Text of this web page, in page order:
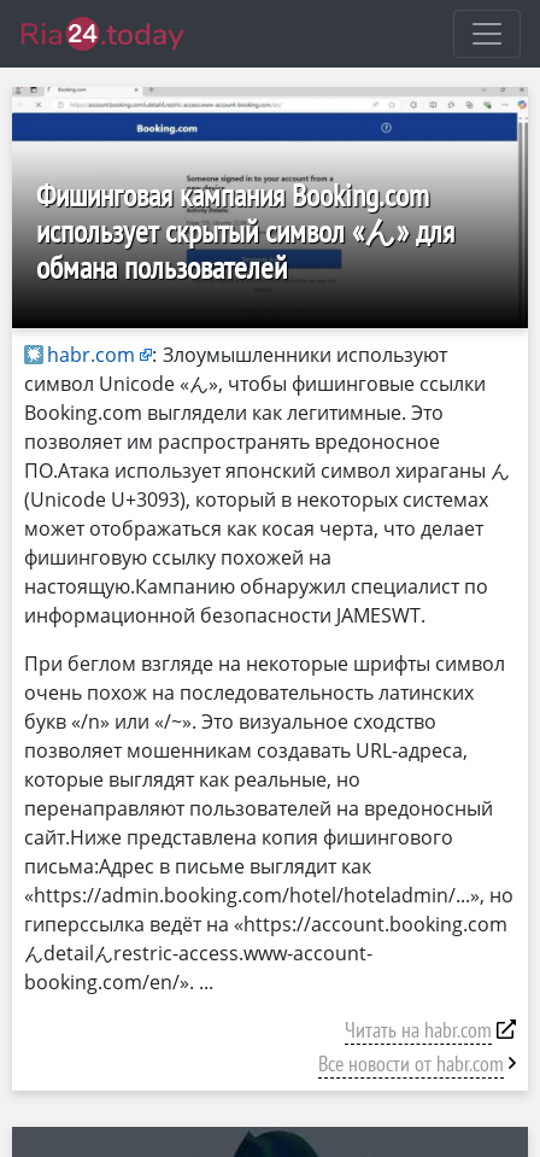
Фишинговая кампания Booking.com
использует скрытый символ «ん» для
обмана пользователей
habr.com : Злоумышленники используют
символ Unicode «ん», чтобы фишинговые ссылки
Booking.com выглядели как легитимные. Это
позволяет им распространять вредоносное
ПО.Атака использует японский символ хираганы ん
(Unicode U+3093), который в некоторых системах
может отображаться как косая черта, что делает
фишинговую ссылку похожей на
настоящую.Кампанию обнаружил специалист по
информационной безопасности JAMESWT.
При беглом взгляде на некоторые шрифты символ
очень похож на последовательность латинских
букв «/n» или «/~». Это визуальное сходство
позволяет мошенникам создавать URL-адреса,
которые выглядят как реальные, но
перенаправляют пользователей на вредоносный
сайт.Ниже представлена копия фишингового
письма:Адрес в письме выглядит как
«https://admin.booking.com/hotel/hoteladmin/...», но
гиперссылка ведёт на «https://account.booking.com
んdetailんrestric-access.www-account-
booking.com/en/».
Читать на habr.com
Все новости от habr.com